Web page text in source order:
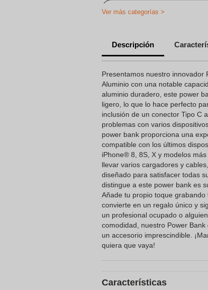
Cargador Inalámbrico
Regalos Promocionales
Informático
Regalos Promocionales
Power bank personalizada
Ver más categorías >
Descripción
Presentamos nuestro innovador
Aluminio con una notable
aluminio duradero, este power
ligero, lo que lo hace perfecto
inclusión de un conector Tipo C
problemas con varios
power bank proporciona una
compatible con los últimos
iPhone® 8, 8S, X y modelos
llevar varios cargadores y
diseñado para satisfacer todas
distingue a este power bank es
Añade tu propio toque
convierte en un regalo único y
un profesional ocupado o
comodidad, nuestro Power
un accesorio imprescindible.
quiera que vaya!
Características